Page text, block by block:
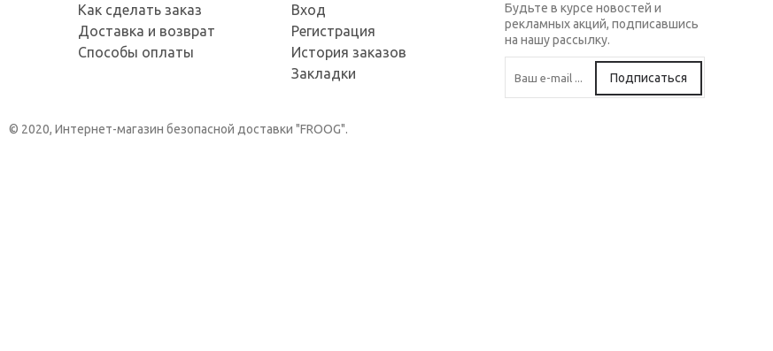
Как сделать заказ
Доставка и возврат
Способы оплаты
Вход
Регистрация
История заказов
Закладки
Будьте в курсе новостей и
рекламных акций, подписавшись
на нашу рассылку.
Подписаться
© 2020, Интернет-магазин безопасной доставки "FROOG".